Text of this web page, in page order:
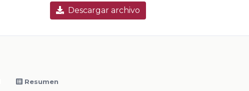
Descargar archivo
Resumen